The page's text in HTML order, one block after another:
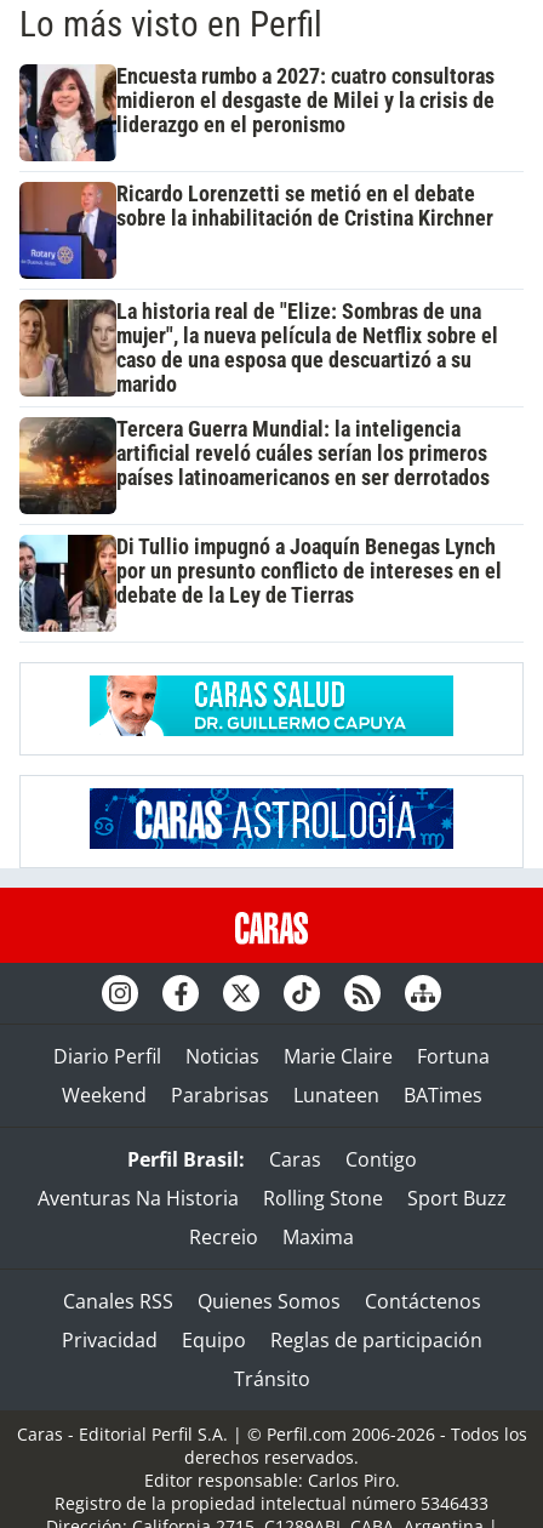
Lo más visto en Perfil
Encuesta rumbo a 2027: cuatro consultoras
midieron el desgaste de Milei y la crisis de
liderazgo en el peronismo
Ricardo Lorenzetti se metió en el debate
sobre la inhabilitación de Cristina Kirchner
La historia real de "Elize: Sombras de una
mujer", la nueva película de Netflix sobre el
caso de una esposa que descuartizó a su
marido
Tercera Guerra Mundial: la inteligencia
artificial reveló cuáles serían los primeros
países latinoamericanos en ser derrotados
Di Tullio impugnó a Joaquín Benegas Lynch
por un presunto conflicto de intereses en el
debate de la Ley de Tierras
Diario Perfil Noticias Marie Claire
Fortuna
Weekend
Parabrisas Lunateen BATimes
Perfil Brasil: Caras
Contigo
Aventuras Na Historia
Rolling Stone
Sport Buzz
Recreio
Maxima
Canales RSS Quienes Somos
Contáctenos
Privacidad
Equipo
Reglas de participación
Tránsito
Caras - Editorial Perfil S.A. | © Perfil.com 2006-2026 - Todos los
derechos reservados.
Editor responsable: Carlos Piro.
Registro de la propiedad intelectual número 5346433